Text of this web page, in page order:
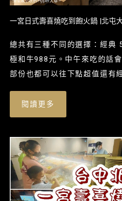
一宮日式壽喜燒吃到飽火鍋 |北屯
東口味壽喜鍋～
總共有三種不同的選擇：經典
極和牛988元。中午來吃的話
部份也都可以往下點超值還有
閱讀更多